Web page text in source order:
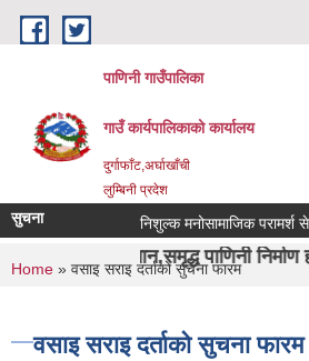
Skip to main content
पाणिनी गाउँपालिका
गाउँ कार्यपालिकाको कार्यालय
दुर्गाफाँट,अर्घाखाँची
लुम्बिनी प्रदेश
पाणिनी निर्माण हाम्रो
सुचना निशुल्क मनोसामाजिक परामर्श सेवा
You are here
Home » वसाइ सराइ दर्ताको सुचना फारम
वसाइ सराइ दर्ताको सुचना फारम